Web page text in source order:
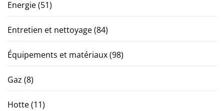
Energie(51)
Entretien et nettoyage(84)
Équipements et matériaux(98)
Gaz (8)
Hotte(11)